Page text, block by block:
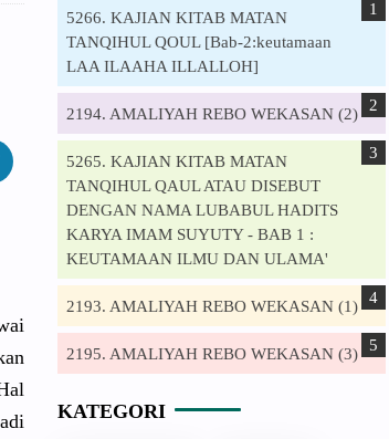
5266. KAJIAN KITAB MATAN
TANQIHUL QOUL [Bab-2:keutamaan
LAA ILAAHA ILLALLOH]
2194. AMALIYAH REBO WEKASAN (2)
5265. KAJIAN KITAB MATAN
TANQIHUL QAUL ATAU DISEBUT
DENGAN NAMA LUBABUL HADITS
KARYA IMAM SUYUTY - BAB 1 :
KEUTAMAAN ILMU DAN ULAMA'
2193. AMALIYAH REBO WEKASAN (1)
2195. AMALIYAH REBO WEKASAN (3)
KATEGORI